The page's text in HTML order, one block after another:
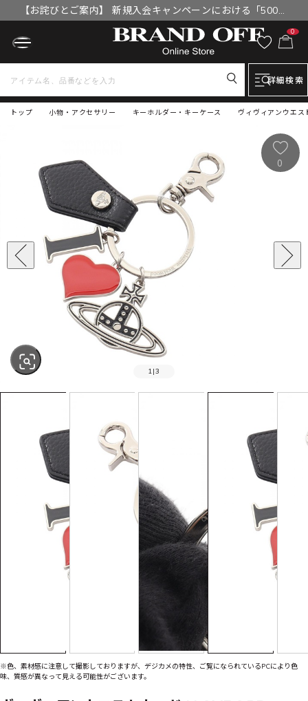
【お詫びとご案内】 新規入会キャンペーンにおける「500円
OFFクーポン」付与漏れと補填について
0
詳細検索
トップ ヴィヴィアンウエ
小物・アクセサリー キーホルダー・キーケース
1 |3
0
※色、素材感に注意して撮影しておりますが、デジカメの特性、ご覧になられているPCにより色
味、質感が異なって見える可能性がございます。